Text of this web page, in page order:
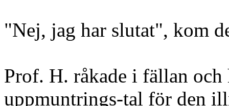
"Nej, jag har slutat", kom
Prof. H. råkade i fällan
uppmuntrings-tal för den